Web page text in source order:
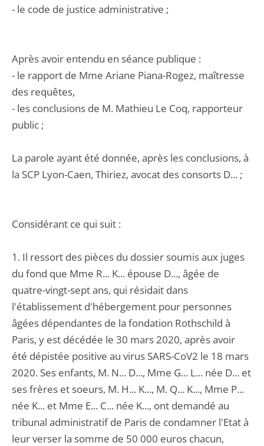
- le code de justice administrative ;
Après avoir entendu en séance publique :
- le rapport de Mme Ariane Piana-Rogez, maîtresse
des requêtes,
- les conclusions de M. Mathieu Le Coq, rapporteur
public ;
La parole ayant été donnée, après les conclusions, à
la SCP Lyon-Caen, Thiriez, avocat des consorts D... ;
Considérant ce qui suit :
1. Il ressort des pièces du dossier soumis aux juges
du fond que Mme R... K... épouse D..., âgée de
quatre-vingt-sept ans, qui résidait dans
l'établissement d'hébergement pour personnes
âgées dépendantes de la fondation Rothschild à
Paris, y est décédée le 30 mars 2020, après avoir
été dépistée positive au virus SARS-CoV2 le 18 mars
2020. Ses enfants, M. N... D..., Mme G... L... née D... et
ses frères et soeurs, M. H... K..., M. Q... K..., Mme P...
née K... et Mme E... C... née K..., ont demandé au
tribunal administratif de Paris de condamner l'Etat à
leur verser la somme de 50 000 euros chacun,